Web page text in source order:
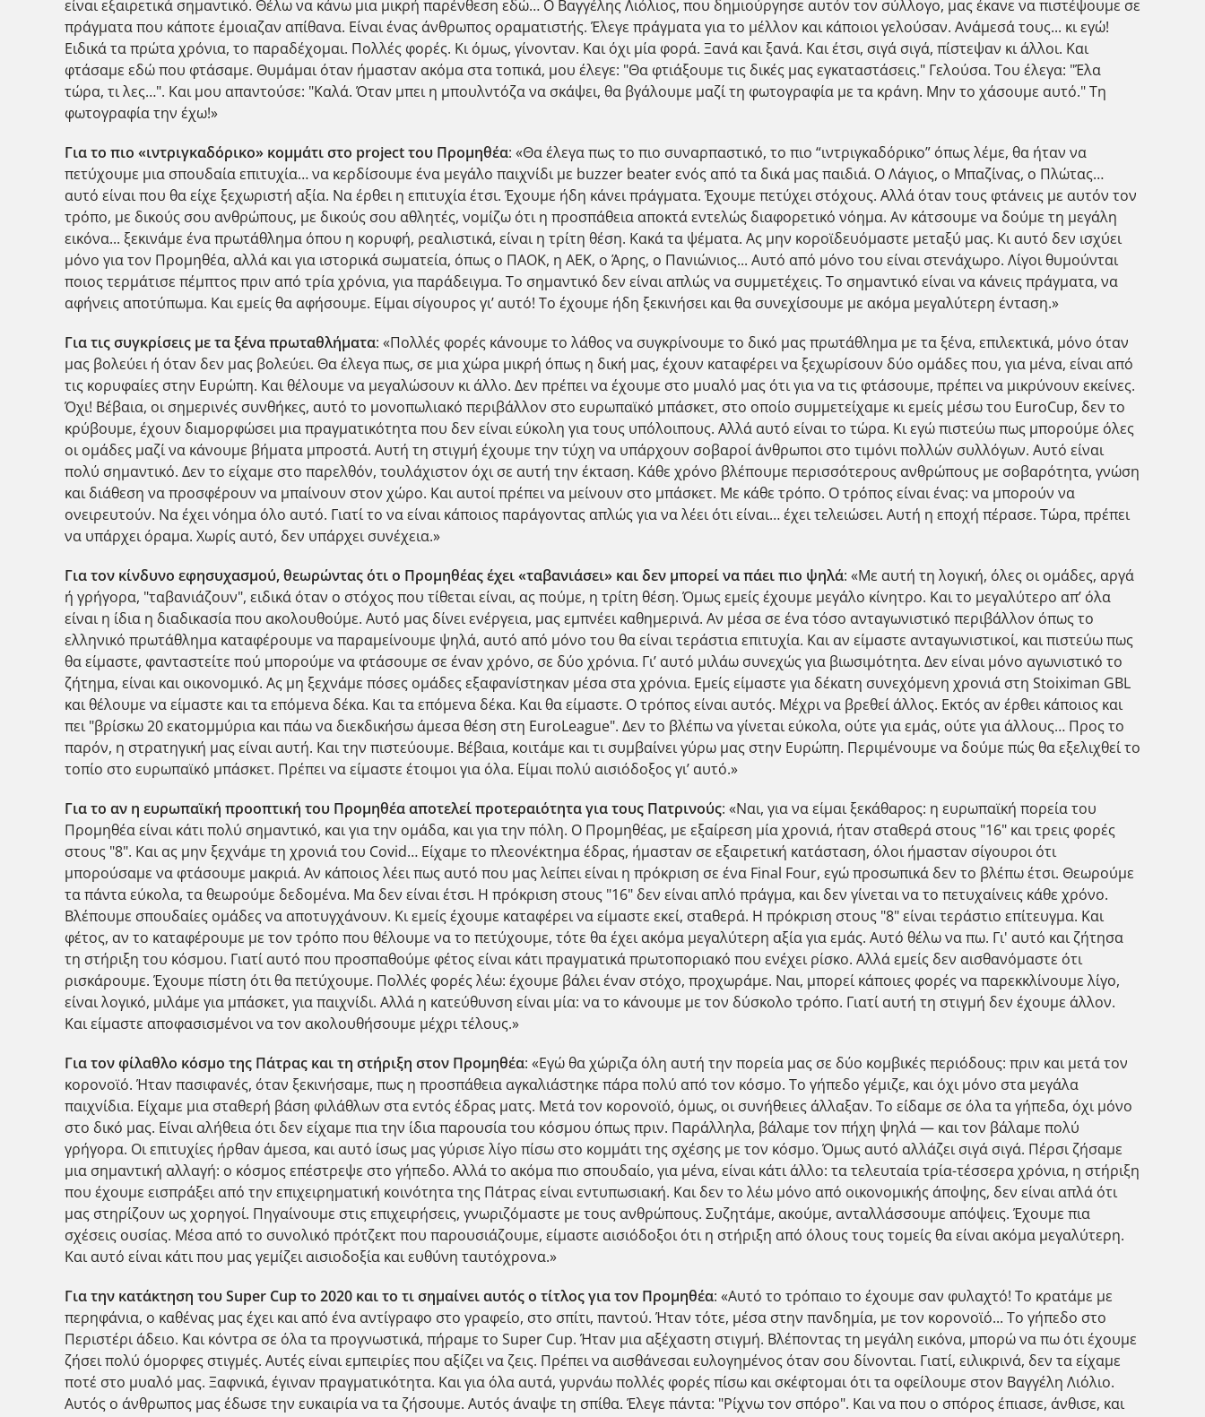
είναι εξαιρετικά σημαντικό. Θέλω να κάνω μια μικρή παρένθεση εδώ… Ο Βαγγέλης Λιόλιος, που δημιούργησε αυτόν τον σύλλογο, μας έκανε να πιστέψουμε σε
πράγματα που κάποτε έμοιαζαν απίθανα. Είναι ένας άνθρωπος οραματιστής. Έλεγε πράγματα για το μέλλον και κάποιοι γελούσαν. Ανάμεσά τους... κι εγώ!
Ειδικά τα πρώτα χρόνια, το παραδέχομαι. Πολλές φορές. Κι όμως, γίνονταν. Και όχι μία φορά. Ξανά και ξανά. Και έτσι, σιγά σιγά, πίστεψαν κι άλλοι. Και
φτάσαμε εδώ που φτάσαμε. Θυμάμαι όταν ήμασταν ακόμα στα τοπικά, μου έλεγε: "Θα φτιάξουμε τις δικές μας εγκαταστάσεις." Γελούσα. Του έλεγα: "Έλα
τώρα, τι λες…". Και μου απαντούσε: "Καλά. Όταν μπει η μπουλντόζα να σκάψει, θα βγάλουμε μαζί τη φωτογραφία με τα κράνη. Μην το χάσουμε αυτό." Τη
φωτογραφία την έχω!»
Για το πιο «ιντριγκαδόρικο» κομμάτι στο project του Προμηθέα: «Θα έλεγα πως το πιο συναρπαστικό, το πιο “ιντριγκαδόρικο” όπως λέμε, θα ήταν να
πετύχουμε μια σπουδαία επιτυχία… να κερδίσουμε ένα μεγάλο παιχνίδι με buzzer beater ενός από τα δικά μας παιδιά. Ο Λάγιος, ο Μπαζίνας, ο Πλώτας…
αυτό είναι που θα είχε ξεχωριστή αξία. Να έρθει η επιτυχία έτσι. Έχουμε ήδη κάνει πράγματα. Έχουμε πετύχει στόχους. Αλλά όταν τους φτάνεις με αυτόν τον
τρόπο, με δικούς σου ανθρώπους, με δικούς σου αθλητές, νομίζω ότι η προσπάθεια αποκτά εντελώς διαφορετικό νόημα. Αν κάτσουμε να δούμε τη μεγάλη
εικόνα... ξεκινάμε ένα πρωτάθλημα όπου η κορυφή, ρεαλιστικά, είναι η τρίτη θέση. Κακά τα ψέματα. Ας μην κοροϊδευόμαστε μεταξύ μας. Κι αυτό δεν ισχύει
μόνο για τον Προμηθέα, αλλά και για ιστορικά σωματεία, όπως ο ΠΑΟΚ, η ΑΕΚ, ο Άρης, ο Πανιώνιος... Αυτό από μόνο του είναι στενάχωρο. Λίγοι θυμούνται
ποιος τερμάτισε πέμπτος πριν από τρία χρόνια, για παράδειγμα. Το σημαντικό δεν είναι απλώς να συμμετέχεις. Το σημαντικό είναι να κάνεις πράγματα, να
αφήνεις αποτύπωμα. Και εμείς θα αφήσουμε. Είμαι σίγουρος γι’ αυτό! Το έχουμε ήδη ξεκινήσει και θα συνεχίσουμε με ακόμα μεγαλύτερη ένταση.»
Για τις συγκρίσεις με τα ξένα πρωταθλήματα: «Πολλές φορές κάνουμε το λάθος να συγκρίνουμε το δικό μας πρωτάθλημα με τα ξένα, επιλεκτικά, μόνο όταν
μας βολεύει ή όταν δεν μας βολεύει. Θα έλεγα πως, σε μια χώρα μικρή όπως η δική μας, έχουν καταφέρει να ξεχωρίσουν δύο ομάδες που, για μένα, είναι από
τις κορυφαίες στην Ευρώπη. Και θέλουμε να μεγαλώσουν κι άλλο. Δεν πρέπει να έχουμε στο μυαλό μας ότι για να τις φτάσουμε, πρέπει να μικρύνουν εκείνες.
Όχι! Βέβαια, οι σημερινές συνθήκες, αυτό το μονοπωλιακό περιβάλλον στο ευρωπαϊκό μπάσκετ, στο οποίο συμμετείχαμε κι εμείς μέσω του EuroCup, δεν το
κρύβουμε, έχουν διαμορφώσει μια πραγματικότητα που δεν είναι εύκολη για τους υπόλοιπους. Αλλά αυτό είναι το τώρα. Κι εγώ πιστεύω πως μπορούμε όλες
οι ομάδες μαζί να κάνουμε βήματα μπροστά. Αυτή τη στιγμή έχουμε την τύχη να υπάρχουν σοβαροί άνθρωποι στο τιμόνι πολλών συλλόγων. Αυτό είναι
πολύ σημαντικό. Δεν το είχαμε στο παρελθόν, τουλάχιστον όχι σε αυτή την έκταση. Κάθε χρόνο βλέπουμε περισσότερους ανθρώπους με σοβαρότητα, γνώση
και διάθεση να προσφέρουν να μπαίνουν στον χώρο. Και αυτοί πρέπει να μείνουν στο μπάσκετ. Με κάθε τρόπο. Ο τρόπος είναι ένας: να μπορούν να
ονειρευτούν. Να έχει νόημα όλο αυτό. Γιατί το να είναι κάποιος παράγοντας απλώς για να λέει ότι είναι… έχει τελειώσει. Αυτή η εποχή πέρασε. Τώρα, πρέπει
να υπάρχει όραμα. Χωρίς αυτό, δεν υπάρχει συνέχεια.»
Για τον κίνδυνο εφησυχασμού, θεωρώντας ότι ο Προμηθέας έχει «ταβανιάσει» και δεν μπορεί να πάει πιο ψηλά: «Με αυτή τη λογική, όλες οι ομάδες, αργά
ή γρήγορα, "ταβανιάζουν", ειδικά όταν ο στόχος που τίθεται είναι, ας πούμε, η τρίτη θέση. Όμως εμείς έχουμε μεγάλο κίνητρο. Και το μεγαλύτερο απ’ όλα
είναι η ίδια η διαδικασία που ακολουθούμε. Αυτό μας δίνει ενέργεια, μας εμπνέει καθημερινά. Αν μέσα σε ένα τόσο ανταγωνιστικό περιβάλλον όπως το
ελληνικό πρωτάθλημα καταφέρουμε να παραμείνουμε ψηλά, αυτό από μόνο του θα είναι τεράστια επιτυχία. Και αν είμαστε ανταγωνιστικοί, και πιστεύω πως
θα είμαστε, φανταστείτε πού μπορούμε να φτάσουμε σε έναν χρόνο, σε δύο χρόνια. Γι’ αυτό μιλάω συνεχώς για βιωσιμότητα. Δεν είναι μόνο αγωνιστικό το
ζήτημα, είναι και οικονομικό. Ας μη ξεχνάμε πόσες ομάδες εξαφανίστηκαν μέσα στα χρόνια. Εμείς είμαστε για δέκατη συνεχόμενη χρονιά στη Stoiximan GBL
και θέλουμε να είμαστε και τα επόμενα δέκα. Και τα επόμενα δέκα. Και θα είμαστε. Ο τρόπος είναι αυτός. Μέχρι να βρεθεί άλλος. Εκτός αν έρθει κάποιος και
πει "βρίσκω 20 εκατομμύρια και πάω να διεκδικήσω άμεσα θέση στη EuroLeague". Δεν το βλέπω να γίνεται εύκολα, ούτε για εμάς, ούτε για άλλους… Προς το
παρόν, η στρατηγική μας είναι αυτή. Και την πιστεύουμε. Βέβαια, κοιτάμε και τι συμβαίνει γύρω μας στην Ευρώπη. Περιμένουμε να δούμε πώς θα εξελιχθεί το
τοπίο στο ευρωπαϊκό μπάσκετ. Πρέπει να είμαστε έτοιμοι για όλα. Είμαι πολύ αισιόδοξος γι’ αυτό.»
Για το αν η ευρωπαϊκή προοπτική του Προμηθέα αποτελεί προτεραιότητα για τους Πατρινούς: «Ναι, για να είμαι ξεκάθαρος: η ευρωπαϊκή πορεία του
Προμηθέα είναι κάτι πολύ σημαντικό, και για την ομάδα, και για την πόλη. Ο Προμηθέας, με εξαίρεση μία χρονιά, ήταν σταθερά στους "16" και τρεις φορές
στους "8". Και ας μην ξεχνάμε τη χρονιά του Covid… Είχαμε το πλεονέκτημα έδρας, ήμασταν σε εξαιρετική κατάσταση, όλοι ήμασταν σίγουροι ότι
μπορούσαμε να φτάσουμε μακριά. Αν κάποιος λέει πως αυτό που μας λείπει είναι η πρόκριση σε ένα Final Four, εγώ προσωπικά δεν το βλέπω έτσι. Θεωρούμε
τα πάντα εύκολα, τα θεωρούμε δεδομένα. Μα δεν είναι έτσι. Η πρόκριση στους "16" δεν είναι απλό πράγμα, και δεν γίνεται να το πετυχαίνεις κάθε χρόνο.
Βλέπουμε σπουδαίες ομάδες να αποτυγχάνουν. Κι εμείς έχουμε καταφέρει να είμαστε εκεί, σταθερά. Η πρόκριση στους "8" είναι τεράστιο επίτευγμα. Και
φέτος, αν το καταφέρουμε με τον τρόπο που θέλουμε να το πετύχουμε, τότε θα έχει ακόμα μεγαλύτερη αξία για εμάς. Αυτό θέλω να πω. Γι' αυτό και ζήτησα
τη στήριξη του κόσμου. Γιατί αυτό που προσπαθούμε φέτος είναι κάτι πραγματικά πρωτοποριακό που ενέχει ρίσκο. Αλλά εμείς δεν αισθανόμαστε ότι
ρισκάρουμε. Έχουμε πίστη ότι θα πετύχουμε. Πολλές φορές λέω: έχουμε βάλει έναν στόχο, προχωράμε. Ναι, μπορεί κάποιες φορές να παρεκκλίνουμε λίγο,
είναι λογικό, μιλάμε για μπάσκετ, για παιχνίδι. Αλλά η κατεύθυνση είναι μία: να το κάνουμε με τον δύσκολο τρόπο. Γιατί αυτή τη στιγμή δεν έχουμε άλλον.
Και είμαστε αποφασισμένοι να τον ακολουθήσουμε μέχρι τέλους.»
Για τον φίλαθλο κόσμο της Πάτρας και τη στήριξη στον Προμηθέα: «Εγώ θα χώριζα όλη αυτή την πορεία μας σε δύο κομβικές περιόδους: πριν και μετά τον
κορονοϊό. Ήταν πασιφανές, όταν ξεκινήσαμε, πως η προσπάθεια αγκαλιάστηκε πάρα πολύ από τον κόσμο. Το γήπεδο γέμιζε, και όχι μόνο στα μεγάλα
παιχνίδια. Είχαμε μια σταθερή βάση φιλάθλων στα εντός έδρας ματς. Μετά τον κορονοϊό, όμως, οι συνήθειες άλλαξαν. Το είδαμε σε όλα τα γήπεδα, όχι μόνο
στο δικό μας. Είναι αλήθεια ότι δεν είχαμε πια την ίδια παρουσία του κόσμου όπως πριν. Παράλληλα, βάλαμε τον πήχη ψηλά — και τον βάλαμε πολύ
γρήγορα. Οι επιτυχίες ήρθαν άμεσα, και αυτό ίσως μας γύρισε λίγο πίσω στο κομμάτι της σχέσης με τον κόσμο. Όμως αυτό αλλάζει σιγά σιγά. Πέρσι ζήσαμε
μια σημαντική αλλαγή: ο κόσμος επέστρεψε στο γήπεδο. Αλλά το ακόμα πιο σπουδαίο, για μένα, είναι κάτι άλλο: τα τελευταία τρία-τέσσερα χρόνια, η στήριξη
που έχουμε εισπράξει από την επιχειρηματική κοινότητα της Πάτρας είναι εντυπωσιακή. Και δεν το λέω μόνο από οικονομικής άποψης, δεν είναι απλά ότι
μας στηρίζουν ως χορηγοί. Πηγαίνουμε στις επιχειρήσεις, γνωριζόμαστε με τους ανθρώπους. Συζητάμε, ακούμε, ανταλλάσσουμε απόψεις. Έχουμε πια
σχέσεις ουσίας. Μέσα από το συνολικό πρότζεκτ που παρουσιάζουμε, είμαστε αισιόδοξοι ότι η στήριξη από όλους τους τομείς θα είναι ακόμα μεγαλύτερη.
Και αυτό είναι κάτι που μας γεμίζει αισιοδοξία και ευθύνη ταυτόχρονα.»
Για την κατάκτηση του Super Cup το 2020 και το τι σημαίνει αυτός ο τίτλος για τον Προμηθέα: «Αυτό το τρόπαιο το έχουμε σαν φυλαχτό! Το κρατάμε με
περηφάνια, ο καθένας μας έχει και από ένα αντίγραφο στο γραφείο, στο σπίτι, παντού. Ήταν τότε, μέσα στην πανδημία, με τον κορονοϊό... Το γήπεδο στο
Περιστέρι άδειο. Και κόντρα σε όλα τα προγνωστικά, πήραμε το Super Cup. Ήταν μια αξέχαστη στιγμή. Βλέποντας τη μεγάλη εικόνα, μπορώ να πω ότι έχουμε
ζήσει πολύ όμορφες στιγμές. Αυτές είναι εμπειρίες που αξίζει να ζεις. Πρέπει να αισθάνεσαι ευλογημένος όταν σου δίνονται. Γιατί, ειλικρινά, δεν τα είχαμε
ποτέ στο μυαλό μας. Ξαφνικά, έγιναν πραγματικότητα. Και για όλα αυτά, γυρνάω πολλές φορές πίσω και σκέφτομαι ότι τα οφείλουμε στον Βαγγέλη Λιόλιο.
Αυτός ο άνθρωπος μας έδωσε την ευκαιρία να τα ζήσουμε. Αυτός άναψε τη σπίθα. Έλεγε πάντα: "Ρίχνω τον σπόρο". Και να που ο σπόρος έπιασε, άνθισε, και